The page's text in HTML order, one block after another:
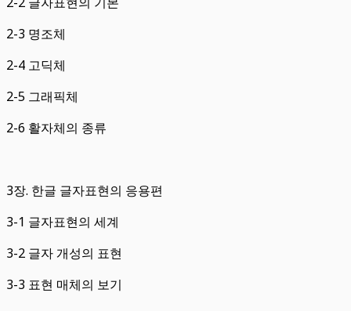
2-3 명조체
2-4 고딕체
2-5 그래픽체
2-6 활자체의 종류
3장. 한글 글자표현의 응용편
3-1 글자표현의 세계
3-2 글자 개성의 표현
3-3 표현 매체의 보기